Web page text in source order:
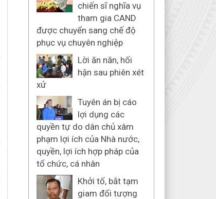
chiến sĩ nghĩa vụ
tham gia CAND
được chuyển sang chế độ
phục vụ chuyên nghiệp
Lời ăn năn, hối
hận sau phiên xét
xử
Tuyên án bị cáo
lợi dụng các
quyền tự do dân chủ xâm
phạm lợi ích của Nhà nước,
quyền, lợi ích hợp pháp của
tổ chức, cá nhân
Khởi tố, bắt tạm
giam đối tượng